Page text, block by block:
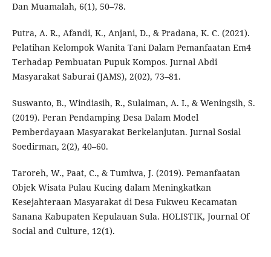
Dan Muamalah, 6(1), 50–78.
Putra, A. R., Afandi, K., Anjani, D., & Pradana, K. C. (2021).
Pelatihan Kelompok Wanita Tani Dalam Pemanfaatan Em4
Terhadap Pembuatan Pupuk Kompos. Jurnal Abdi
Masyarakat Saburai (JAMS), 2(02), 73–81.
Suswanto, B., Windiasih, R., Sulaiman, A. I., & Weningsih, S.
(2019). Peran Pendamping Desa Dalam Model
Pemberdayaan Masyarakat Berkelanjutan. Jurnal Sosial
Soedirman, 2(2), 40–60.
Taroreh, W., Paat, C., & Tumiwa, J. (2019). Pemanfaatan
Objek Wisata Pulau Kucing dalam Meningkatkan
Kesejahteraan Masyarakat di Desa Fukweu Kecamatan
Sanana Kabupaten Kepulauan Sula. HOLISTIK, Journal Of
Social and Culture, 12(1).